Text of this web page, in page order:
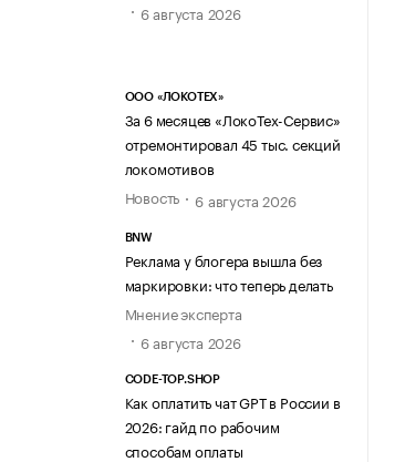
6 августа 2026
ООО «ЛОКОТЕХ»
За 6 месяцев «ЛокоТех-Сервис»
отремонтировал 45 тыс. секций
локомотивов
Новость
6 августа 2026
BNW
Реклама у блогера вышла без
маркировки: что теперь делать
Мнение эксперта
6 августа 2026
CODE-TOP.SHOP
Как оплатить чат GPT в России в
2026: гайд по рабочим
способам оплаты